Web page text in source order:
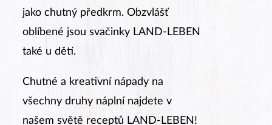
jako chutný předkrm. Obzvlášť
oblíbené jsou svačinky LAND-LEBEN
také u dětí.
Chutné a kreativní nápady na
všechny druhy náplní najdete v
našem světě receptů LAND-LEBEN!